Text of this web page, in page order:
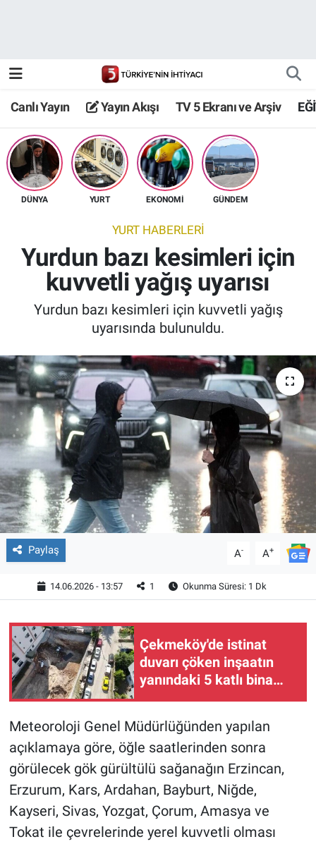
Canlı Yayın Yayın Akışı TV 5 Ekranı ve Arşiv
DÜNYA YURT EKONOMİ GÜNDEM
YURT HABERLERİ
Yurdun bazı kesimleri için
kuvvetli yağış uyarısı
Yurdun bazı kesimleri için kuvvetli yağış
uyarısında bulunuldu.
Paylaş A- A+
14.06.2026 - 13:57 1 Okunma Süresi: 1 Dk
Çekmeköy'de istinat
duvarı çöken inşaatın
yanındaki 5 katlı bina
boşaltıldı
Meteoroloji Genel Müdürlüğünden yapılan
açıklamaya göre, öğle saatlerinden sonra
görülecek gök gürültülü sağanağın Erzincan,
Erzurum, Kars, Ardahan, Bayburt, Niğde,
Kayseri, Sivas, Yozgat, Çorum, Amasya ve
Tokat ile çevrelerinde yerel kuvvetli olması
TV 5 Ekranı ve Arşiv